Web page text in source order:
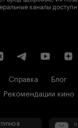
каналы
Справка Блог
Рекомендации кино